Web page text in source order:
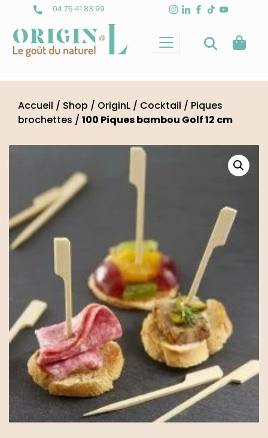
content
04 75 41 83 99
Accueil / Shop / OriginL / Cocktail / Piques
brochettes / 100 Piques bambou Golf 12 cm